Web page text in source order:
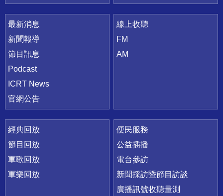
最新消息
新聞報導
節目訊息
Podcast
ICRT News
官網公告
線上收聽
FM
AM
經典回放
節目回放
軍歌回放
軍樂回放
便民服務
公益插播
電台參訪
新聞採訪暨節目訪談
廣播訊號收聽量測